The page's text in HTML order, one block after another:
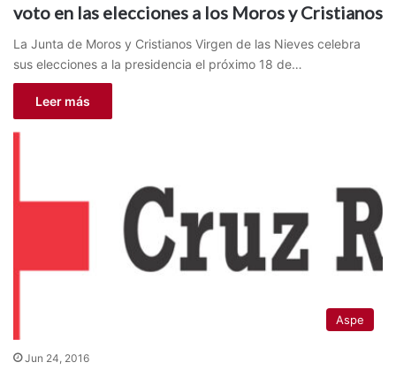
voto en las elecciones a los Moros y Cristianos
La Junta de Moros y Cristianos Virgen de las Nieves celebra
sus elecciones a la presidencia el próximo 18 de…
Leer más
Aspe
Jun 24, 2016